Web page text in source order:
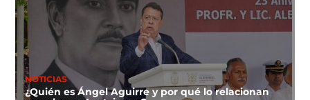
NOTICIAS
¿Quién es Ángel Aguirre y por qué lo relacionan